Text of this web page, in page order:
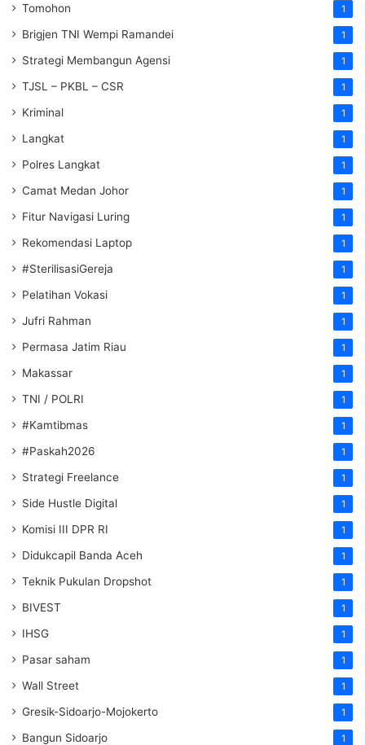
Tomohon 1
Brigjen TNI Wempi Ramandei 1
Strategi Membangun Agensi 1
TJSL – PKBL – CSR 1
Kriminal 1
Langkat 1
Polres Langkat 1
Camat Medan Johor 1
Fitur Navigasi Luring 1
Rekomendasi Laptop 1
#SterilisasiGereja 1
Pelatihan Vokasi 1
Jufri Rahman 1
Permasa Jatim Riau 1
Makassar 1
TNI / POLRI 1
#Kamtibmas 1
#Paskah2026 1
Strategi Freelance 1
Side Hustle Digital 1
Komisi III DPR RI 1
Didukcapil Banda Aceh 1
Teknik Pukulan Dropshot 1
BIVEST 1
IHSG 1
Pasar saham 1
Wall Street 1
Gresik-Sidoarjo-Mojokerto 1
Bangun Sidoarjo 1